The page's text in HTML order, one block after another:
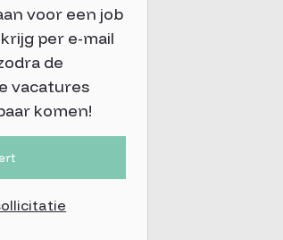
voor een job
per e-mail
de
vacatures
komen!